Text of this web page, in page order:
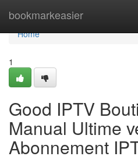
bookmarkeasier
Home
Home
1
Good IPTV
Manual Ultime
Abonnement